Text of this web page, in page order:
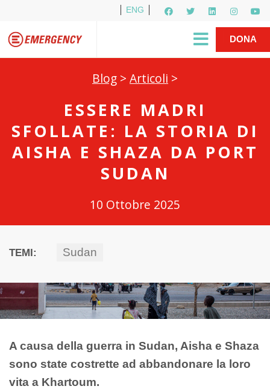
ENG
R1PUD1A
DONA
Blog > Articoli >
ESSERE MADRI
SFOLLATE: LA STORIA DI
AISHA E SHAZA DA PORT
SUDAN
10 Ottobre 2025
TEMI: Sudan
A causa della guerra in Sudan, Aisha e Shaza
sono state costrette ad abbandonare la loro
vita a Khartoum.